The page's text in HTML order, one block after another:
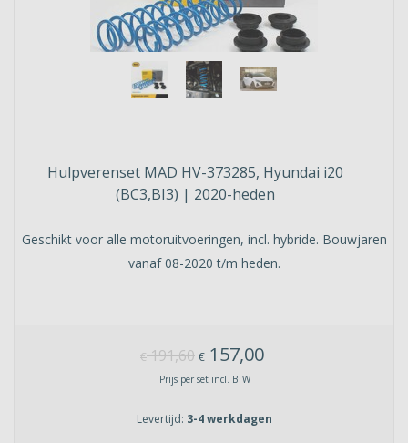
Hulpverenset MAD HV-373285, Hyundai i20
(BC3,BI3) | 2020-heden
Geschikt voor alle motoruitvoeringen, incl. hybride. Bouwjaren
vanaf 08-2020 t/m heden.
€191,60 € 157,00
Prijs per set incl. BTW
Levertijd: 3-4 werkdagen